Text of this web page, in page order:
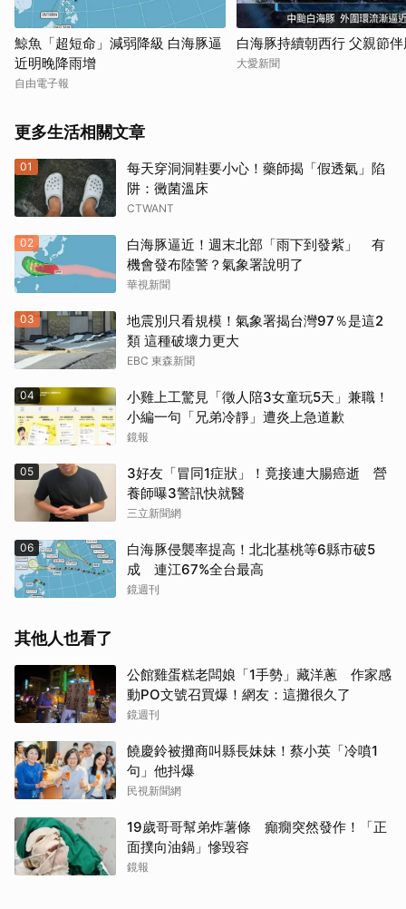
鯨魚「超短命」減弱降級 白海豚逼
近明晚降雨增
自由電子報
白海豚持續朝西行 父親節
大愛新聞
更多生活相關文章
01
每天穿洞洞鞋要小心！藥師揭「假透氣」陷
阱：黴菌溫床
CTWANT
02
白海豚逼近！週末北部「雨下到發紫」 有
機會發布陸警？氣象署說明了
華視新聞
03
地震別只看規模！氣象署揭台灣97％是這2
類 這種破壞力更大
EBC 東森新聞
04
小雞上工驚見「徵人陪3女童玩5天」兼職！
小編一句「兄弟冷靜」遭炎上急道歉
鏡報
05
3好友「冒同1症狀」！竟接連大腸癌逝 營
養師曝3警訊快就醫
三立新聞網
06
白海豚侵襲率提高！北北基桃等6縣市破5
成 連江67%全台最高
鏡週刊
其他人也看了
公館雞蛋糕老闆娘「1手勢」藏洋蔥 作家感
動PO文號召買爆！網友：這攤很久了
鏡週刊
饒慶鈴被攤商叫縣長妹妹！蔡小英「冷噴1
句」他抖爆
民視新聞網
19歲哥哥幫弟炸薯條 癲癇突然發作！「正
面撲向油鍋」慘毀容
鏡報